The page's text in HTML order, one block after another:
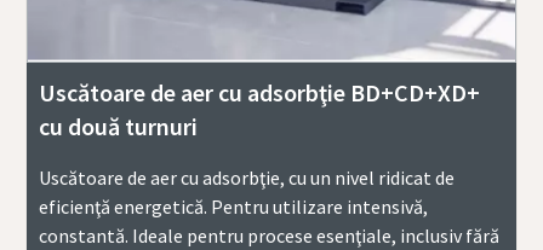
Uscătoare de aer cu adsorbţie BD+CD+XD+
cu două turnuri
Uscătoare de aer cu adsorbţie, cu un nivel ridicat de
eficienţă energetică. Pentru utilizare intensivă,
constantă. Ideale pentru procese esenţiale, inclusiv fără